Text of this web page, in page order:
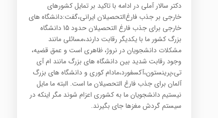
دکتر سالار آملی در ادامه با تاکید بر تمایل کشورهای
خارجی بر جذب فارغ‌التحصیلان ایرانی،گفت:دانشگاه های
خارجی برای جذب فارغ التحصیلان حدود 15 دانشگاه
بزرگ کشور ما با یکدیگر رقابت دارند،مسائلی مانند
مشکلات دانشجویان در نروژ، ظاهری است و عمق قضیه،
وجود رقابت شدید بین دانشگاه های بزرگ مانند ام آی
تی،پرینستون،آکسفورد،مادام کوری و دانشگاه های بزرگ
آلمان برای جذب فارغ التحصیلان ما است. البته ما مایل
نیستیم دانشجویان ما به کشوری اعزام شوند مگر اینکه در
سیستم گردش مغزها جای بگیرند.